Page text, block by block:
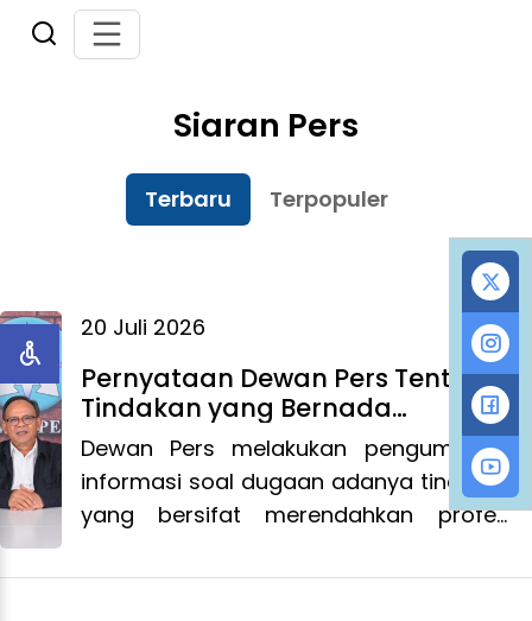
Siaran Pers
Terbaru Terpopuler
20 Juli 2026
Pernyataan Dewan Pers Tentang
Tindakan yang Bernada
Merendahkan Profesi Wartawan
Dewan Pers melakukan pengumpulan
informasi soal dugaan adanya tindakan
yang bersifat merendahkan profesi
konferensi pers advokat Hotman Paris